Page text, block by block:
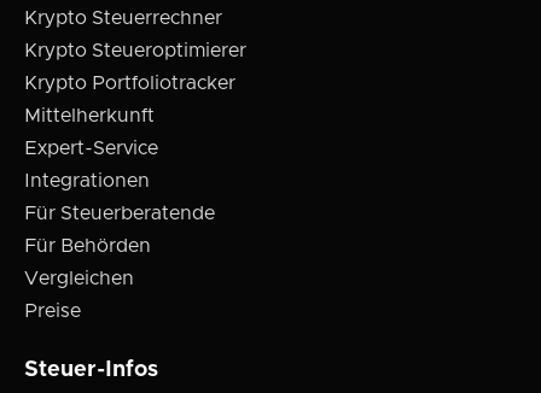
Krypto Steuerrechner
Krypto Steueroptimierer
Krypto Portfoliotracker
Mittelherkunft
Expert-Service
Integrationen
Für Steuerberatende
Für Behörden
Vergleichen
Preise
Steuer-Infos